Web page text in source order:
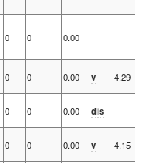
0 0 0.00
0 0 0.00 v
4.29
0 0 0.00
dis
0 0 0.00 v
4.15